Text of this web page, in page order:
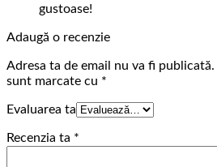
gustoase!
Adaugă o recenzie
Adresa ta de email nu va fi publicată.
sunt marcate cu *
Evaluarea ta
Recenzia ta *